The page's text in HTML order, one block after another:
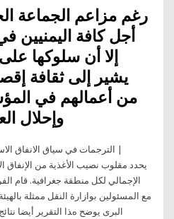
رغم مزاعم الجماعة
أجل كافة اليمنيين
إلا أن سلوكها
يشير إلى ثقافة
من أعمالهم في
وإحلال
الترجمات في سياق الانفاق
الإجمالي لكل منطقة جغرافية. ﻗﺎم
ﻣﻊ اﻟﻤﺴﺌﻮﻟﻴﻦ ﺑﻮازارة اﻟﻨﻘﻞ ﻣﻤﺜﻠﺔ
اﻟﺒﺮى ﻳﻮﺿﺢ هﺬا اﻟﺘﻘﺮﻳﺮ أﻳﻀﺎ